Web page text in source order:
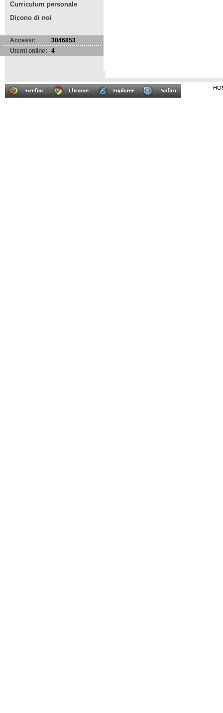
Curriculum personale
Dicono di noi
Accessi:
3046853
Utenti online:
4